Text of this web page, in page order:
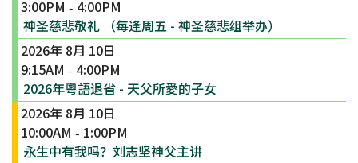
3:00PM - 4:00PM
神圣慈悲敬礼 （每逢周五 - 神圣慈悲组举办）
2026年 8月 10日
9:15AM - 4:00PM
2026年粵語退省 - 天父所愛的子女
2026年 8月 10日
10:00AM - 1:00PM
永生中有我吗？刘志坚神父主讲